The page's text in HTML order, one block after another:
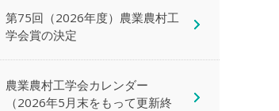
第75回（2026年度）農業農村工
学会賞の決定
農業農村工学会カレンダー
（2026年5月末をもって更新終